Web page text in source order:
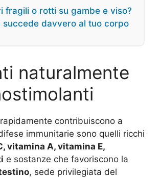
fragili o rotti su gambe e viso?
succede davvero al tuo corpo
naturalmente
contribuiscono a
immunitarie sono quelli ricchi
vitamina A, vitamina E,
e sostanze che favoriscono la
, sede privilegiata del